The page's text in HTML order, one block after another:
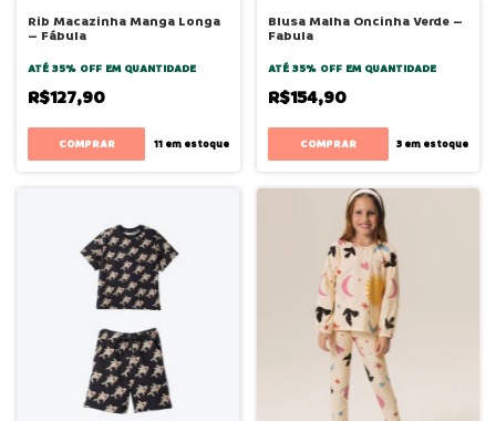
Rib Macazinha Manga Longa
– Fábula
ATÉ 35% OFF EM QUANTIDADE
R$127,90
COMPRAR 11em estoque
Blusa Malha Oncinha Verde –
Fabula
ATÉ 35% OFF EM QUANTIDADE
R$154,90
COMPRAR 3 em estoque